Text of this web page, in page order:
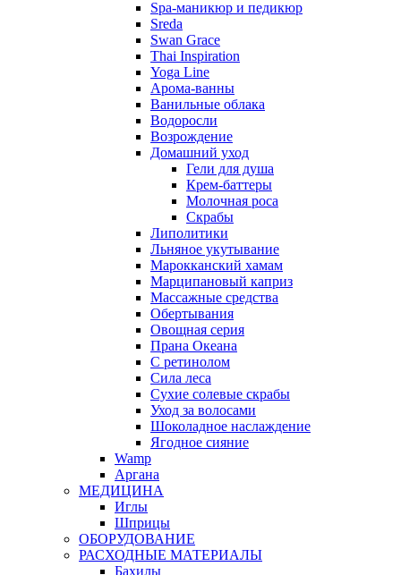
Spa-маникюр и педикюр
Sreda
Swan Grace
Thai Inspiration
Yoga Line
Арома-ванны
Ванильные облака
Водоросли
Возрождение
Домашний уход
Гели для душа
Крем-баттеры
Молочная роса
Скрабы
Липолитики
Льняное укутывание
Марокканский хамам
Марципановый каприз
Массажные средства
Обертывания
Овощная серия
Прана Океана
С ретинолом
Сила леса
Сухие солевые скрабы
Уход за волосами
Шоколадное наслаждение
Ягодное сияние
Wamp
Аргана
МЕДИЦИНА
Иглы
Шприцы
ОБОРУДОВАНИЕ
РАСХОДНЫЕ МАТЕРИАЛЫ
Бахилы